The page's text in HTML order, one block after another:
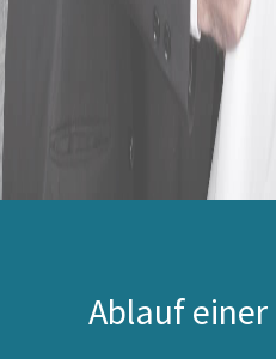
Ablauf einer